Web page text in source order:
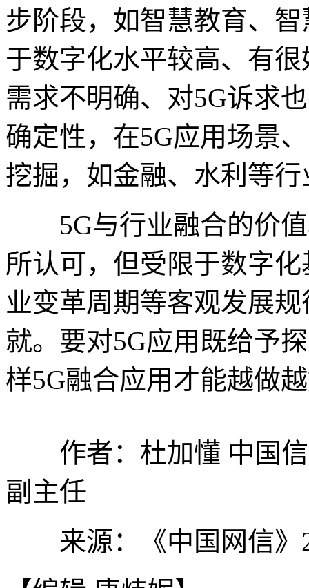
步阶段，如智慧教育、
于数字化水平较高、有
需求不明确、对5G诉求
确定性，在5G应用场景
挖掘，如金融、水利等行
5G与行业融合的价值
所认可，但受限于数字
业变革周期等客观发展
就。要对5G应用既给予
样5G融合应用才能越做
作者：杜加懂 中国信
副主任
来源：《中国网信》